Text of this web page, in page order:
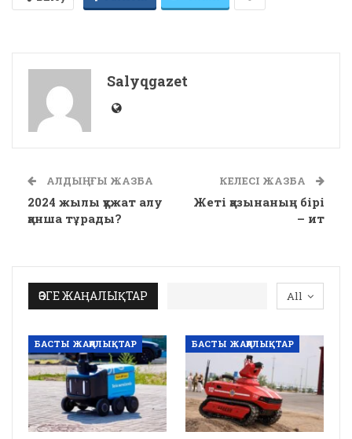
Salyqgazet
АЛДЫҢҒЫ ЖАЗБА
2024 жылы құжат алу
қанша тұрады?
КЕЛЕСІ ЖАЗБА
Жеті қазынаның бірі
– ит
All
ӨЗГЕ ЖАҢАЛЫҚТАР
БАСТЫ ЖАҢАЛЫҚТАР БАСТЫ ЖАҢАЛЫҚТАР